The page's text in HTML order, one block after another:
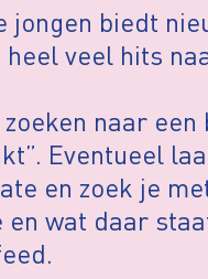
biedt
veel hits
naar
Eventueel
en zoek je
wat daar